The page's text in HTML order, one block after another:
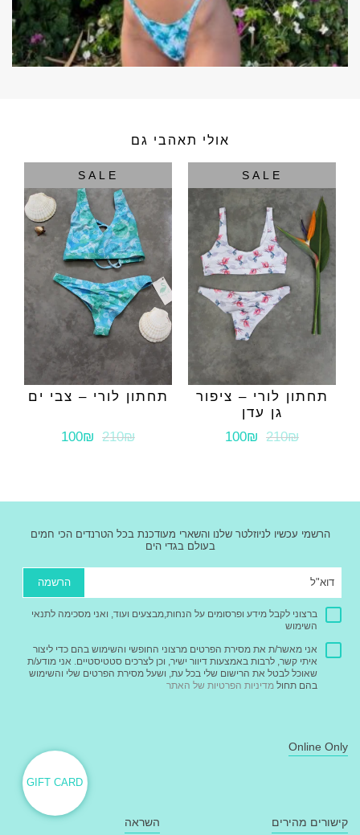
אולי תאהבי גם
SALE
תחתון לורי – ציפור
גן עדן
210₪
100₪
SALE
תחתון לורי – צבי ים
210₪
100₪
הרשמי עכשיו לניוזלטר שלנו והשארי מעודכנת בכל הטרנדים הכי חמים
בעולם בגדי הים
הרשמה
ברצוני לקבל מידע ופרסומים על הנחות,מבצעים ועוד, ואני מסכימה לתנאי
השימוש
אני מאשר/ת את מסירת הפרטים מרצוני החופשי והשימוש בהם כדי ליצור
איתי קשר, לרבות באמצעות דיוור ישיר, וכן לצרכים סטטיסטיים. אני מודע/ת
שאוכל לבטל את הרישום שלי בכל עת, ושעל מסירת הפרטים שלי והשימוש
בהם תחול מדיניות הפרטיות של האתר
Online Only
GIFT CARD
קישורים מהירים השראה